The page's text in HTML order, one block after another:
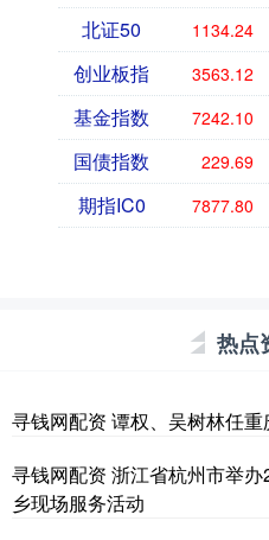
北证50 1134.24
创业板指 3563.12
基金指数 7242.10
国债指数 229.69
期指IC0 7877.80
热点
寻钱网配资 谭权、吴树林任重
寻钱网配资 浙江省杭州市举
乡现场服务活动